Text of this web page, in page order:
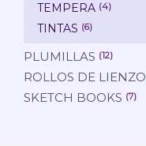
TEMPERA (4)
TINTAS (6)
PLUMILLAS (12)
ROLLOS DE LIENZO
SKETCH BOOKS (7)